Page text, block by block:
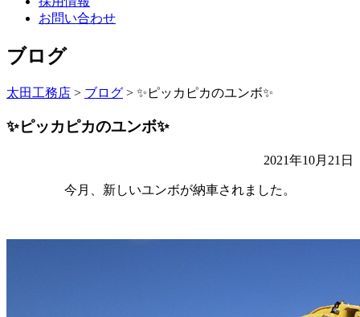
お問い合わせ
ブログ
太田工務店 > ブログ > ✨ピッカピカのユンボ✨
✨ピッカピカのユンボ✨
2021年10月21日
今月、新しいユンボが納車されました。